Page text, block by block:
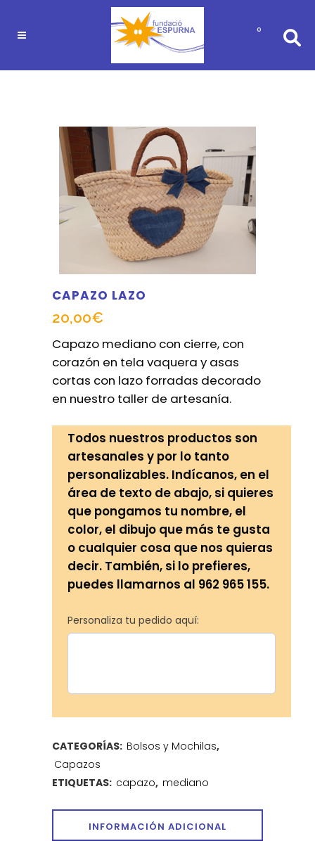
0
CAPAZO LAZO
20,00€
Capazo mediano con cierre, con
corazón en tela vaquera y asas
cortas con lazo forradas decorado
en nuestro taller de artesanía.
Todos nuestros productos son
artesanales y por lo tanto
personalizables. Indícanos, en el
área de texto de abajo, si quieres
que pongamos tu nombre, el
color, el dibujo que más te gusta
o cualquier cosa que nos quieras
decir. También, si lo prefieres,
puedes llamarnos al 962 965 155.
Personaliza tu pedido aquí:
CATEGORÍAS: Bolsos y Mochilas,
Capazos
ETIQUETAS: capazo, mediano
INFORMACIÓN ADICIONAL